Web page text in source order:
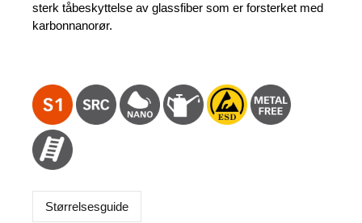
sterk tåbeskyttelse av glassfiber som er forsterket med
karbonnanorør.
Størrelsesguide